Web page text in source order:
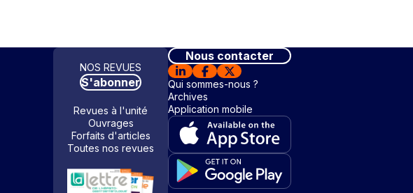
NOS REVUES
S'abonner
Revues à l'unité
Ouvrages
Forfaits d'articles
Toutes nos revues
Nous contacter
Qui sommes-nous ?
Archives
Application mobile